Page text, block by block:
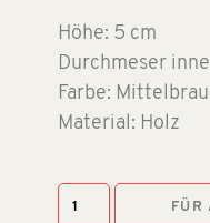
Höhe: 5 cm
Durchmeser
Farbe:
Material: Holz
FÜR